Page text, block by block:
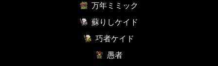
万年ミミック
蘇りしケイド
巧者ケイド
愚者